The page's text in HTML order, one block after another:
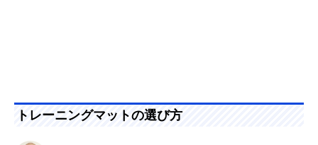
トレーニングマットの選び方